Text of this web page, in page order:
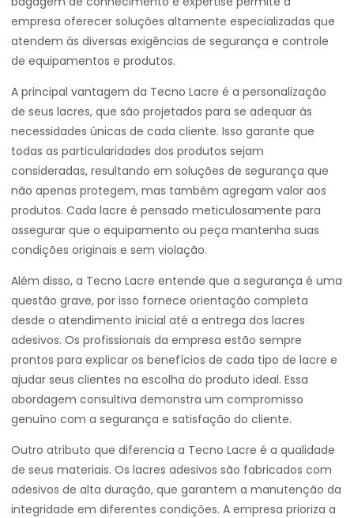
empresa oferecer soluções altamente especializadas que
atendem às diversas exigências de segurança e controle
de equipamentos e produtos.
A principal vantagem da Tecno Lacre é a personalização
de seus lacres, que são projetados para se adequar às
necessidades únicas de cada cliente. Isso garante que
todas as particularidades dos produtos sejam
consideradas, resultando em soluções de segurança que
não apenas protegem, mas também agregam valor aos
produtos. Cada lacre é pensado meticulosamente para
assegurar que o equipamento ou peça mantenha suas
condições originais e sem violação.
Além disso, a Tecno Lacre entende que a segurança é uma
questão grave, por isso fornece orientação completa
desde o atendimento inicial até a entrega dos lacres
adesivos. Os profissionais da empresa estão sempre
prontos para explicar os benefícios de cada tipo de lacre e
ajudar seus clientes na escolha do produto ideal. Essa
abordagem consultiva demonstra um compromisso
genuíno com a segurança e satisfação do cliente.
Outro atributo que diferencia a Tecno Lacre é a qualidade
de seus materiais. Os lacres adesivos são fabricados com
adesivos de alta duração, que garantem a manutenção da
integridade em diferentes condições. A empresa prioriza a